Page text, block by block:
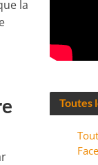
la
Toutes